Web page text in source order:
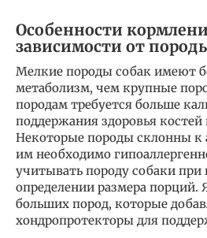
Особенности
зависимости от
Мелкие породы собак имеют
метаболизм, чем крупные
породам требуется больше
поддержания здоровья костей
Некоторые породы склонны к
им необходимо
учитывать породу собаки
определении размера порций.
больших пород, которые
хондропротекторы для